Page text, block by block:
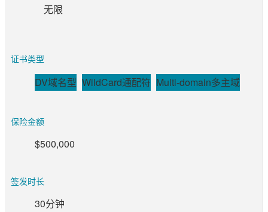
无限
证书类型
DV域名型 WildCard通配符 Multi-domain多主域
保险金额
$500,000
签发时长
30分钟